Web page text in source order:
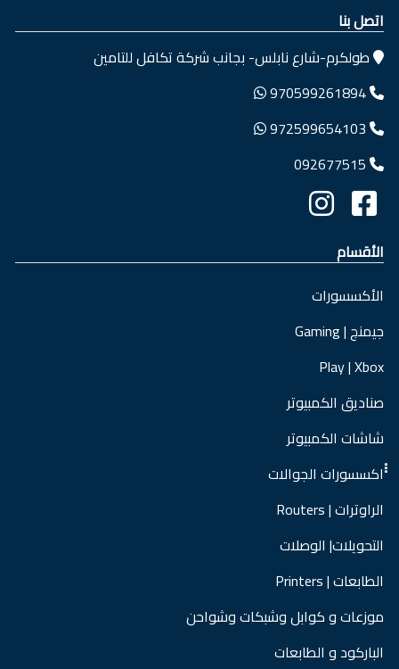
اتصل بنا
طولكرم-شارع نابلس- بجانب شركة تكافل للتامين
970599261894
972599654103
092677515
الأقسام
الأكسسورات
جيمنج | Gaming
Play | Xbox
صناديق الكمبيوتر
شاشات الكمبيوتر
ْْْاكسسورات الجوالات
الراوترات | Routers
التحويلات| الوصلات
الطابعات | Printers
موزعات و كوابل وشبكات وشواحن
الباركود و الطابعات